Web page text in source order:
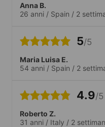
Anna B.
26 anni / Spain / 2
5/5
Maria Luisa E.
54 anni / Spain / 2
4.9/5
Roberto Z.
31 anni / Italy / 2